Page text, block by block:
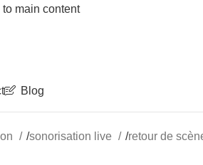
to main content
Blog
/sonorisation live /retour de